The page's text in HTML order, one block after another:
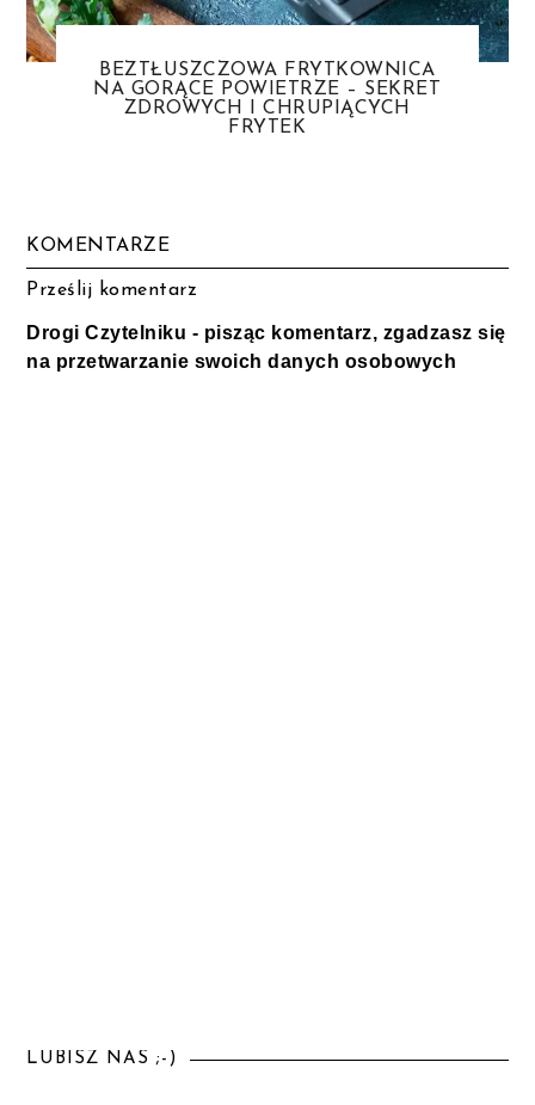
BEZTŁUSZCZOWA FRYTKOWNICA
NA GORĄCE POWIETRZE – SEKRET
ZDROWYCH I CHRUPIĄCYCH
FRYTEK
KOMENTARZE
Prześlij komentarz
Drogi Czytelniku - pisząc komentarz, zgadzasz się
na przetwarzanie swoich danych osobowych
LUBISZ NAS ;-)